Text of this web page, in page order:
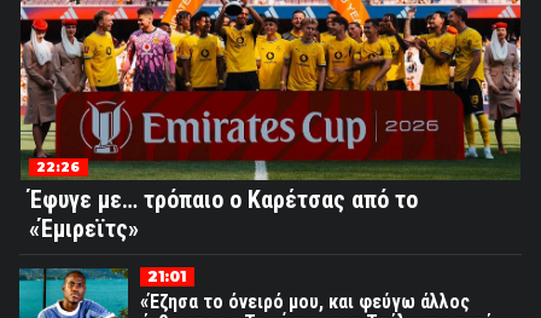
22:26
Έφυγε με… τρόπαιο ο Καρέτσας από το
«Έμιρεϊτς»
21:01
«Έζησα το όνειρό μου, και φεύγω άλλος